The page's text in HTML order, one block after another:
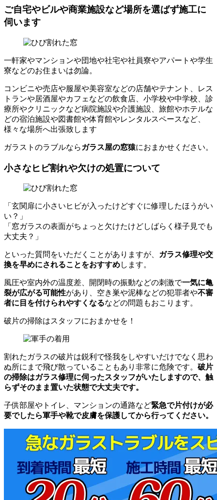
ご自宅やビルや商業施設など場所を選ばず施工に
伺います
一軒家やマンションや団地や社宅や社員寮やアパートや学生
寮などのお住まいは勿論。
コンビニや売店や服屋や美容室などの店舗やテナント、レス
トランや居酒屋やカフェなどの飲食店、小学校や中学校、診
療所やクリニックなど病院施設や介護施設、旅館やホテルな
どの宿泊施設や図書館や体育館やレンタルスペースなど、
様々な場所へ出張致します
ガラストのラブルなら ガラス屋の窓猿におまかせください。
小さなヒビ割れや欠けの処置について
「玄関扉に小さいヒビが入ったけどすぐに修理したほうがい
い？」
「窓ガラスの表面がちょっと欠けたけどしばらく様子見でも
大丈夫？」
といった質問をいただくことがありますが、
ガラス修理や交
換を早めにされることをおすすめします。
風圧や室内外の温度差、開閉時の振動などの刺激で一気に亀
裂が広がる可能性があり、空き巣や泥棒などの犯罪者や不審
者に目を付けられやすくなるなどの問題もおこります。
破片の掃除はスタッフにおまかせを！
割れたガラスの破片は鋭利で怪我をしやすいだけでなく思わ
ぬ所にまで飛び散っていることもあり非常に危険です。 破片
の掃除はガラス修理に伺ったスタッフがいたしますので、触
らずそのまま置いた状態で大丈夫です。
子供部屋やトイレ、マンションの通路など緊急で片付けが必
要でしたら軍手や靴で皮膚を保護してから行ってください。